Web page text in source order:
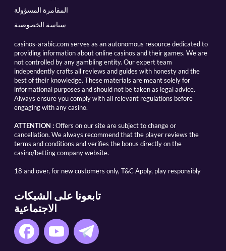
المقامرة المسؤولة
سياسة الخصوصية
casinos-arabic.com serves as an autonomous resource dedicated to
providing information about online casinos and their games. We are
not controlled by any gambling entity. Our expert team
independently crafts all reviews and guides with honesty and the
best of their knowledge. These materials are meant solely for
informational purposes and should not be taken as legal advice.
Always ensure you comply with all relevant regulations before
engaging with any casino.
ATTENTION : Offers on our site are subject to change or
cancellation. We always recommend that the player reviews the
terms and conditions and verifies the bonus directly on the
casino/betting company website.
18 and over, for new customers only, T&C Apply, play responsibly
تابعونا على الشبكات
الاجتماعية